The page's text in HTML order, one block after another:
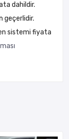
dahildir.
geçerlidir.
sistemi fiyata